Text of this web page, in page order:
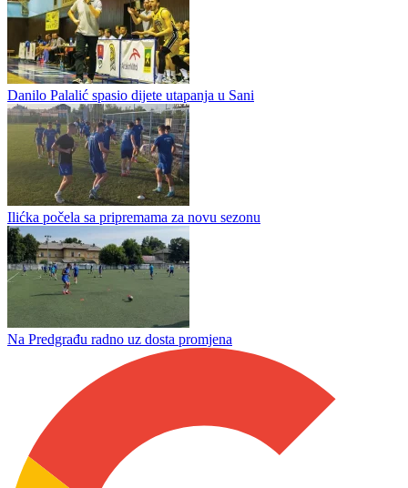
3x3 Srpska ulazi u završnicu: Quick Solution šampion u Prijedoru
Quick Solution pobjednik je turnira A kategorije Jelen pivo 3x3 lige
Republike Srpske odigranom u Prijedoru. U finalnom susretu, ekipa
u sastavu Stefan Milošević, Nedim Mustafica, Aleksandar...
Crnogorcima 3x3 Kup Srpske
Žunić ugostio zlatne iz Minhena
Danilo Palalić spasio dijete utapanja u Sani